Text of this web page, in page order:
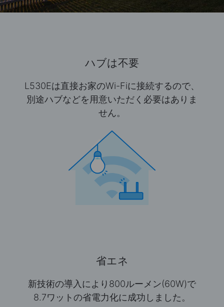
ハブは不要
L530Eは直接お家のWi-Fiに接続するので、
別途ハブなどを用意いただく必要はありま
せん。
省エネ
新技術の導入により800ルーメン(60W)で
8.7ワットの省電力化に成功しました。